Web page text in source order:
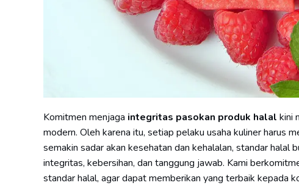
Komitmen menjaga integritas pasokan produk halal kini
modern. Oleh karena itu, setiap pelaku usaha kuliner harus
semakin sadar akan kesehatan dan kehalalan, standar
integritas, kebersihan, dan tanggung jawab. Kami
standar halal, agar dapat memberikan yang terbaik kepada